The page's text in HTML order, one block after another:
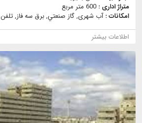
متراژ اداری : 600 متر مربع
امکانات :آب شهری, گاز صنعتي, برق سه فاز, تلفن
اطلاعات بیشتر